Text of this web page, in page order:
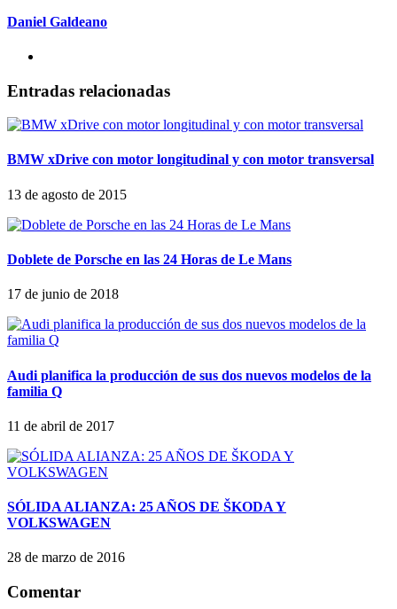
Daniel Galdeano
Entradas relacionadas
BMW xDrive con motor longitudinal y con motor transversal
13 de agosto de 2015
Doblete de Porsche en las 24 Horas de Le Mans
17 de junio de 2018
Audi planifica la producción de sus dos nuevos modelos de la
familia Q
11 de abril de 2017
SÓLIDA ALIANZA: 25 AÑOS DE ŠKODA Y
VOLKSWAGEN
28 de marzo de 2016
Comentar